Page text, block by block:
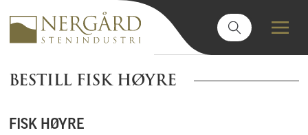
BESTILL FISK HØYRE
FISK HØYRE